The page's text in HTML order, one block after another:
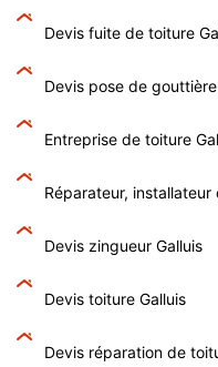
Devis fuite de toiture
Devis pose de
Entreprise de toiture
Réparateur, installateur
Devis zingueur Galluis
Devis toiture Galluis
Devis réparation de